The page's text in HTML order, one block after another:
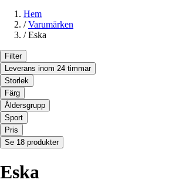
Hem
/ Varumärken
/ Eska
Filter
Leverans inom 24 timmar
Storlek
Färg
Åldersgrupp
Sport
Pris
Se 18 produkter
Eska